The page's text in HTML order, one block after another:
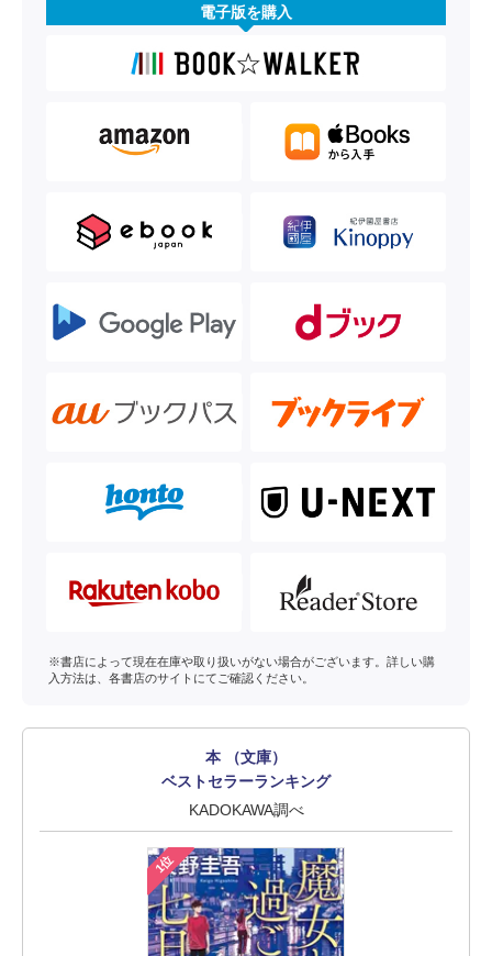
電子版を購入
※書店によって現在在庫や取り扱いがない場合がございます。詳しい購
入方法は、各書店のサイトにてご確認ください。
本 （文庫）
ベストセラーランキング
KADOKAWA調べ
1位